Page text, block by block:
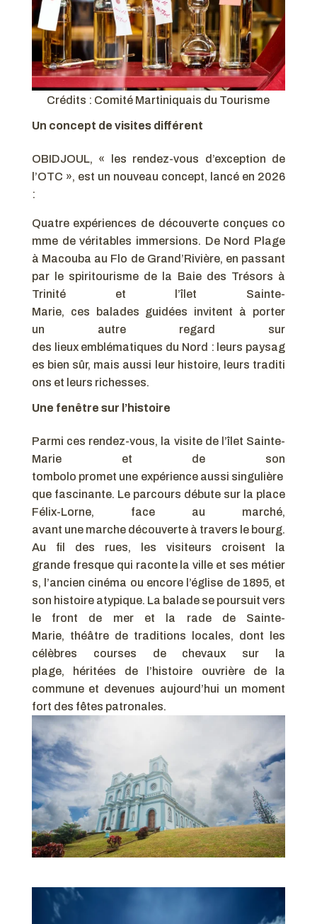
Crédits : Comité Martiniquais du Tourisme
Un concept de visites différent
OBIDJOUL, « les rendez-vous d’exception de
l’OTC », est un nouveau concept, lancé en 2026
:
Quatre expériences de découverte conçues co
mme de véritables immersions. De Nord Plage
à Macouba au Flo de Grand’Rivière, en passant
par le spiritourisme de la Baie des Trésors à
Trinité et l’îlet Sainte-
Marie, ces balades guidées invitent à porter
un autre regard sur
des lieux emblématiques du Nord : leurs paysag
es bien sûr, mais aussi leur histoire, leurs traditi
ons et leurs richesses.
Une fenêtre sur l’histoire
Parmi ces rendez-vous, la visite de l’îlet Sainte-
Marie et de son
tombolo promet une expérience aussi singulière
que fascinante. Le parcours débute sur la place
Félix-Lorne, face au marché,
avant une marche découverte à travers le bourg.
Au fil des rues, les visiteurs croisent la
grande fresque qui raconte la ville et ses métier
s, l’ancien cinéma ou encore l’église de 1895, et
son histoire atypique. La balade se poursuit vers
le front de mer et la rade de Sainte-
Marie, théâtre de traditions locales, dont les
célèbres courses de chevaux sur la
plage, héritées de l’histoire ouvrière de la
commune et devenues aujourd’hui un moment
fort des fêtes patronales.